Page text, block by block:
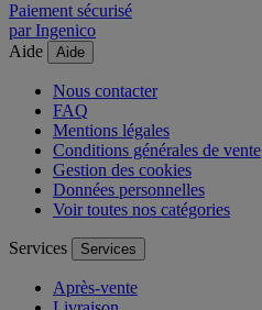
Paiement sécurisé
par Ingenico
Aide
Aide
Nous contacter
FAQ
Mentions légales
Conditions générales de vente
Gestion des cookies
Données personnelles
Voir toutes nos catégories
Services Services
Après-vente